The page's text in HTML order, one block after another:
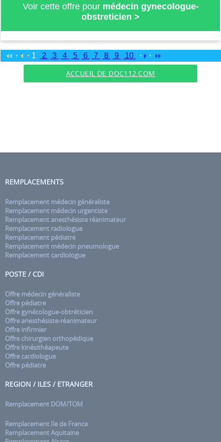
Voir cette offre pour médecin gynecologue-
obstreticien >
· · 1 2 3 4 5 6 7 8 9 10 · ·
ACCUEIL DE DOC112.COM
REMPLACEMENTS
Remplacement médecin généraliste
Remplacement médecin urgentiste
Remplacement anesthésiste réanimateur
Remplacement radiologue
Remplacement pédiatre
Remplacement médecin pneumologue
Remplacement cardiologue
POSTE / CDI
Offre médecin généraliste
Offre pédiatre
Offre gynécologue-obtréticien
Offre anesthésiste-réanimateur
Offre infirmier
Offre chirurgien orthopédique
Offre kinésithéapeute
Offre cardiologue
Offre pédiatre
REGION / ILES / ETRANGER
Remplacement DOM/TOM
Remplacement Ile de France
Remplacement Aquitaine